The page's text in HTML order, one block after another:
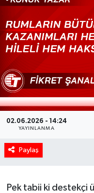
02.06.2026 - 14:24
YAYINLANMA
Paylaş
Pek tabii ki destekçi